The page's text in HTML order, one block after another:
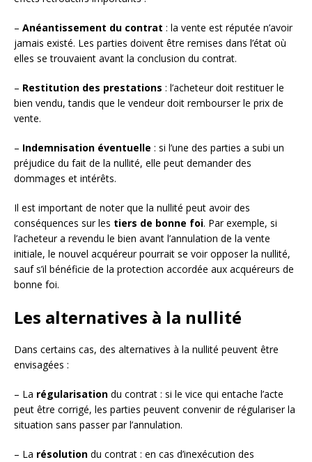
– Anéantissement du contrat : la vente est réputée n’avoir
jamais existé. Les parties doivent être remises dans l’état où
elles se trouvaient avant la conclusion du contrat.
– Restitution des prestations : l’acheteur doit restituer le
bien vendu, tandis que le vendeur doit rembourser le prix de
vente.
– Indemnisation éventuelle : si l’une des parties a subi un
préjudice du fait de la nullité, elle peut demander des
dommages et intérêts.
Il est important de noter que la nullité peut avoir des
conséquences sur les tiers de bonne foi. Par exemple, si
l’acheteur a revendu le bien avant l’annulation de la vente
initiale, le nouvel acquéreur pourrait se voir opposer la nullité,
sauf s’il bénéficie de la protection accordée aux acquéreurs de
bonne foi.
Les alternatives à la nullité
Dans certains cas, des alternatives à la nullité peuvent être
envisagées :
– La régularisation du contrat : si le vice qui entache l’acte
peut être corrigé, les parties peuvent convenir de régulariser la
situation sans passer par l’annulation.
– La résolution du contrat : en cas d’inexécution des